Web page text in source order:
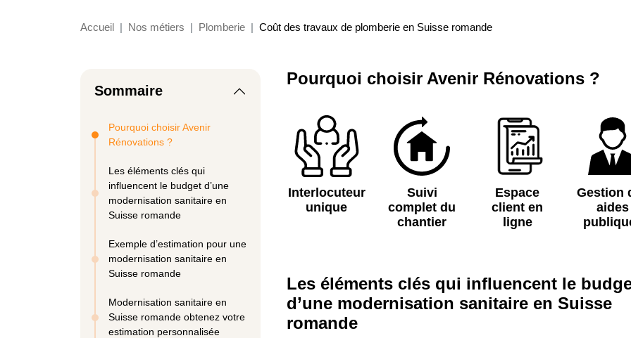
Accueil Nos métiers Plomberie Coût des travaux de plomberie en Suisse romande
Sommaire
Pourquoi choisir Avenir
Rénovations ?
Les éléments clés qui
influencent le budget d’une
modernisation sanitaire en
Suisse romande
Exemple d’estimation pour une
modernisation sanitaire en
Suisse romande
Modernisation sanitaire en
Suisse romande obtenez votre
estimation personnalisée
Pourquoi choisir Avenir Rénovations ?
Interlocuteur
unique
Suivi
complet du
chantier
Espace
client en
ligne
Gestion
aides
Les éléments clés qui influencent le
d’une modernisation sanitaire en Suisse
romande